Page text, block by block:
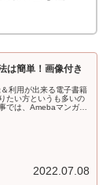
は簡単！画像付き
利用が出来る電子書籍
たい方というも多いの
では、Amebaマンガに
2022.07.08